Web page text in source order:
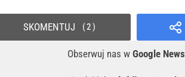
Obserwuj nas w Google News
SKOMENTUJ 2